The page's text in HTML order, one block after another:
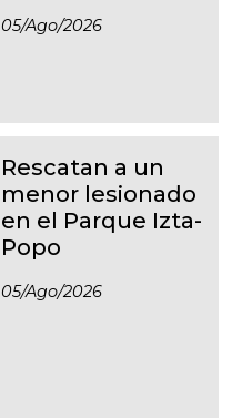
05/ago/2026
Rescatan a un
menor lesionado
en el Parque Izta-
Popo
05/ago/2026